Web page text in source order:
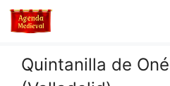
Saltar
Quintanilla de